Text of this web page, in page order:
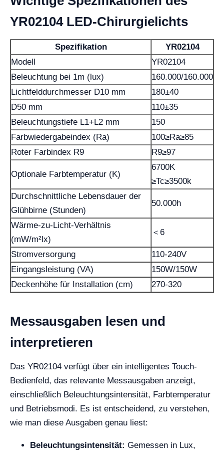
YR02104 LED-Chirurgielichts
Spezifikation
YR02104
Modell
YR02104
Beleuchtung bei 1m (lux)
160.000/160.000
Lichtfelddurchmesser D10 mm
180±40
D50 mm
110±35
Beleuchtungstiefe L1+L2 mm
150
Farbwiedergabeindex (Ra)
100≥Ra≥85
Roter Farbindex R9
R9≥97
Optionale Farbtemperatur (K)
6700K
≥Tc≥3500k
Durchschnittliche Lebensdauer der
Glühbirne (Stunden)
50.000h
Wärme-zu-Licht-Verhältnis
(mW/m²lx)
＜6
Stromversorgung
110-240V
Eingangsleistung (VA)
150W/150W
Deckenhöhe für Installation (cm)
270-320
Messausgaben lesen und
interpretieren
Das YR02104 verfügt über ein intelligentes Touch-
Bedienfeld, das relevante Messausgaben anzeigt,
einschließlich Beleuchtungsintensität, Farbtemperatur
und Betriebsmodi. Es ist entscheidend, zu verstehen,
wie man diese Ausgaben genau liest:
Beleuchtungsintensität: Gemessen in Lux,